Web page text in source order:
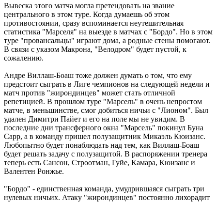
Вывеска этого матча могла претендовать на звание
центрального в этом туре. Когда думаешь об этом
противостоянии, сразу вспоминается неутешительная
статистика "Марселя" на выезде в матчах с "Бордо". Но в этом
туре "провансальцы" играют дома, а родные стены помогают.
В связи с указом Макрона, "Велодром" будет пустой, к
сожалению.
Андре Виллаш-Боаш тоже должен думать о том, что ему
предстоит сыграть в Лиге чемпионов на следующей недели и
матч против "жирондинцев" может стать отличной
репетицией. В прошлом туре "Марсель" в очень непростом
матче, в меньшинстве, смог добиться ничьи с "Лионом". Был
удален Димитри Пайет и его на поле мы не увидим. В
последние дни трансферного окна "Марсель" покинул Буна
Сарр, а в команду пришел полузащитник Микаэль Кюизанс.
Любопытно будет понаблюдать над тем, как Виллаш-Боаш
будет решать задачу с полузащитой. В распоряжении тренера
теперь есть Сансон, Строотман, Гуйе, Камара, Кюизанс и
Валентен Ронжье.
"Бордо" - единственная команда, умудрившаяся сыграть три
нулевых ничьих. Атаку "жирондинцев" постоянно лихорадит